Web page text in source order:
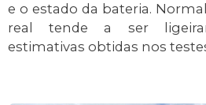
e o estado da bateria.
real tende a ser
estimativas obtidas nos